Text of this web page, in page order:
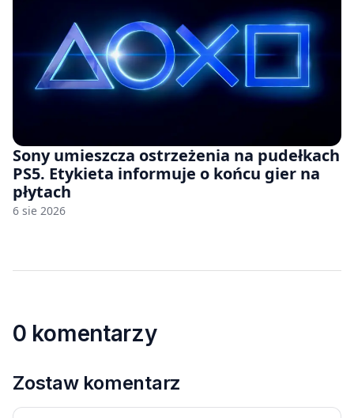
Sony umieszcza ostrzeżenia na pudełkach
PS5. Etykieta informuje o końcu gier na
płytach
6 sie 2026
0 komentarzy
Zostaw komentarz